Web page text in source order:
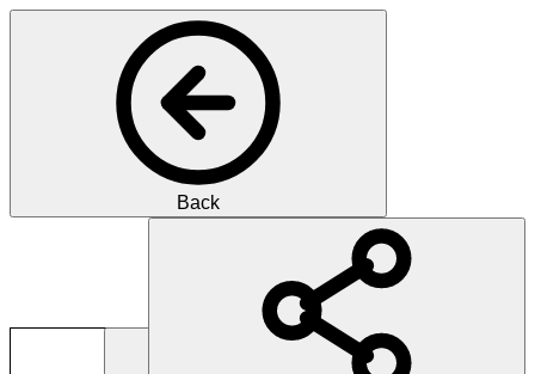
Back
t-online